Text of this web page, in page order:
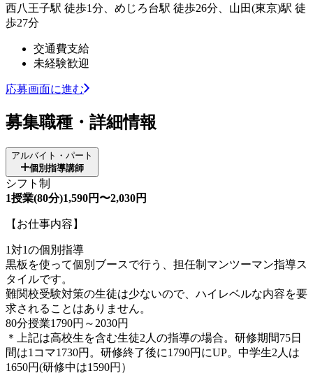
西八王子駅 徒歩1分、めじろ台駅 徒歩26分、山田(東京)駅 徒
歩27分
交通費支給
未経験歓迎
応募画面に進む
募集職種・詳細情報
アルバイト・パート
個別指導講師
シフト制
1授業(80分)1,590円〜2,030円
【お仕事内容】
1対1の個別指導
黒板を使って個別ブースで行う、担任制マンツーマン指導ス
タイルです。
難関校受験対策の生徒は少ないので、ハイレベルな内容を要
求されることはありません。
80分授業1790円～2030円
＊上記は高校生を含む生徒2人の指導の場合。研修期間75日
間は1コマ1730円。研修終了後に1790円にUP。中学生2人は
1650円(研修中は1590円）